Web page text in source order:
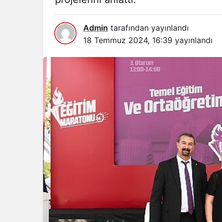
Admin tarafından yayınlandı
18 Temmuz 2024, 16:39 yayınlandı